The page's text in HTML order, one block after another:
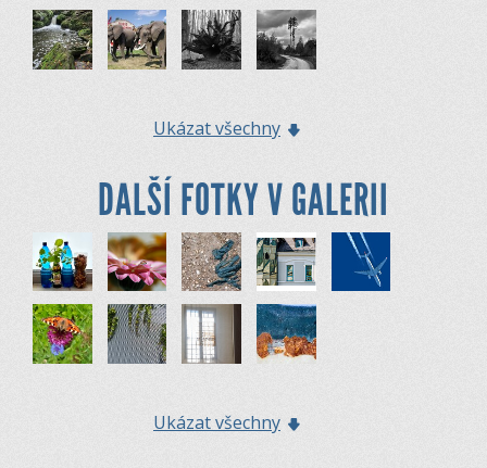
Ukázat všechny
DALŠÍ FOTKY V GALERII
Ukázat všechny